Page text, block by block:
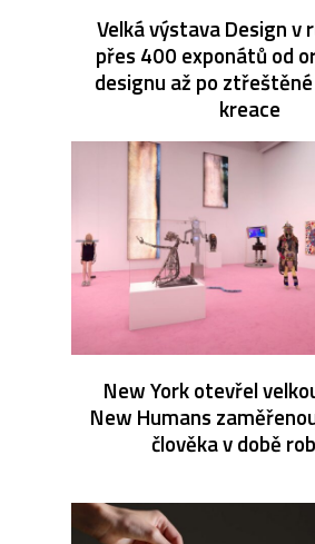
Velká výstava Design v
přes 400 exponátů od
designu až po
kreace
New York otevřel
New Humans
člověka v době